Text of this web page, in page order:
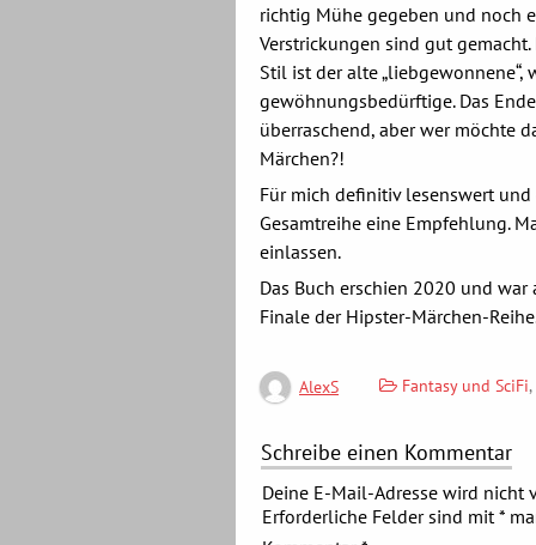
richtig Mühe gegeben und noch
Verstrickungen sind gut
Stil ist der alte „liebgewonnene“,
gewöhnungsbedürftige. Das
überraschend, aber wer möchte
Märchen?!
Für mich definitiv lesenswert
Gesamtreihe eine Empfehlung.
einlassen.
Das Buch erschien 2020 und war
Finale der Hipster-Märchen-
AlexS Fantasy und SciFi,
Schreibe einen Kommentar
Deine E-Mail-Adresse wird nicht
Erforderliche Felder sind mit *